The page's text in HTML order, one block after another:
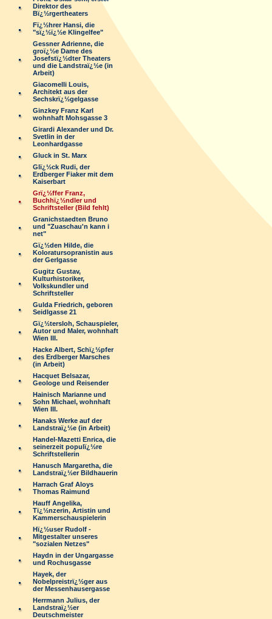
Direktor des
Bï¿½rgertheaters
Fï¿½hrer Hansi, die
"sï¿½ï¿½e Klingelfee"
Gessner Adrienne, die
groï¿½e Dame des
Josefstï¿½dter Theaters
und die Landstraï¿½e (in
Arbeit)
Giacomelli Louis,
Architekt aus der
Sechskrï¿½gelgasse
Ginzkey Franz Karl
wohnhaft Mohsgasse 3
Girardi Alexander und Dr.
Svetlin in der
Leonhardgasse
Gluck in St. Marx
Glï¿½ck Rudi, der
Erdberger Fiaker mit dem
Kaiserbart
Grï¿½ffer Franz,
Buchhï¿½ndler und
Schriftsteller (Bild fehlt)
Granichstaedten Bruno
und "Zuaschau'n kann i
net"
Gï¿½den Hilde, die
Koloratursopranistin aus
der Gerlgasse
Gugitz Gustav,
Kulturhistoriker,
Volkskundler und
Schriftsteller
Gulda Friedrich, geboren
Seidlgasse 21
Gï¿½tersloh, Schauspieler,
Autor und Maler, wohnhaft
Wien III.
Hacke Albert, Schï¿½pfer
des Erdberger Marsches
(in Arbeit)
Hacquet Belsazar,
Geologe und Reisender
Hainisch Marianne und
Sohn Michael, wohnhaft
Wien III.
Hanaks Werke auf der
Landstraï¿½e (in Arbeit)
Handel-Mazetti Enrica, die
seinerzeit populï¿½re
Schriftstellerin
Hanusch Margaretha, die
Landstraï¿½er Bildhauerin
Harrach Graf Aloys
Thomas Raimund
Hauff Angelika,
Tï¿½nzerin, Artistin und
Kammerschauspielerin
Hï¿½user Rudolf -
Mitgestalter unseres
"sozialen Netzes"
Haydn in der Ungargasse
und Rochusgasse
Hayek, der
Nobelpreistrï¿½ger aus
der Messenhausergasse
Herrmann Julius, der
Landstraï¿½er
Deutschmeister